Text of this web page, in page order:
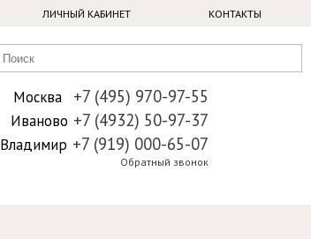
ЛИЧНЫЙ КАБИНЕТ КОНТАКТЫ
Москва +7 (495) 970-97-55
Иваново +7 (4932) 50-97-37
Владимир +7 (919) 000-65-07
Обратный звонок